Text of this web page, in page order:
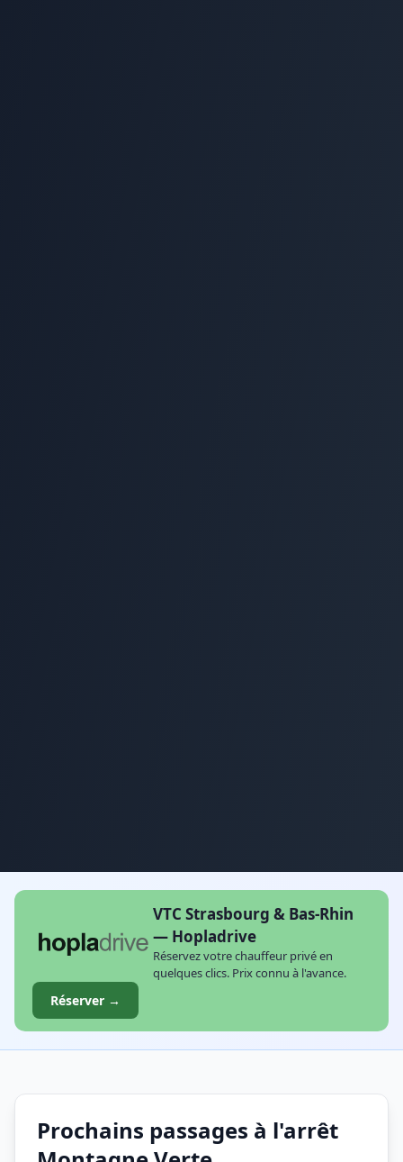
VTC Strasbourg & Bas-Rhin
— Hopladrive
Réservez votre chauffeur privé en
quelques clics. Prix connu à l'avance.
Réserver →
Prochains passages à l'arrêt